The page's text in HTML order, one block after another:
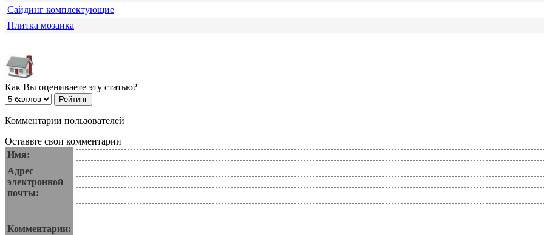
Сайдинг комплектующие
Плитка мозаика
Как Вы оцениваете эту статью?
Комментарии пользователей
Оставьте свои комментарии
Имя:
Адрес
электронной
почты:
Комментарии: